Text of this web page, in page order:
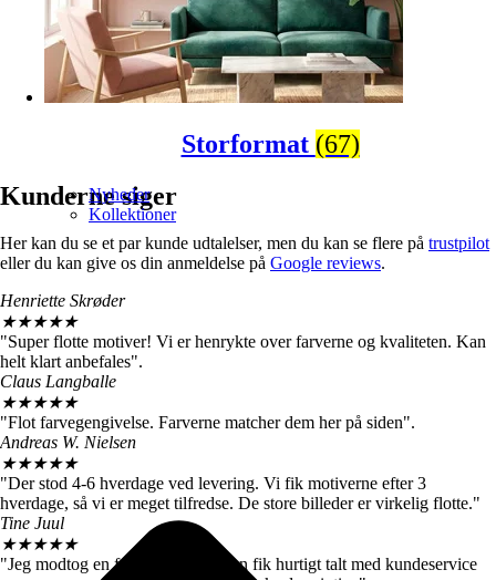
Nyheder
Kollektioner
Storformat (67)
Kunderne siger
Her kan du se et par kunde udtalelser, men du kan se flere på trustpilot
eller du kan give os din anmeldelse på Google reviews.
Henriette Skrøder
★★★★★
"Super flotte motiver! Vi er henrykte over farverne og kvaliteten. Kan
helt klart anbefales".
Claus Langballe
★★★★★
"Flot farvegengivelse. Farverne matcher dem her på siden".
Andreas W. Nielsen
★★★★★
"Der stod 4-6 hverdage ved levering. Vi fik motiverne efter 3
hverdage, så vi er meget tilfredse. De store billeder er virkelig flotte."
Tine Juul
★★★★★
"Jeg modtog en forkert plakat. Men fik hurtigt talt med kundeservice